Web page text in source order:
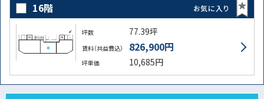
16階 お気に入り
坪数 77.39坪
賃料（共益費込） 826,900円
坪単価 10,685円